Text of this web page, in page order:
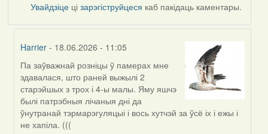
Увайдзіце цізарэгіструйцеся каб пакідаць каментары.
Harrier - 18.06.2026 - 11:05
In
reply
to
by
SaMANdaS
Па заўважнай розніцы ў памерах мне
здавалася, што раней выжылі 2
старэйшых з трох і 4-ы малы. Яму яшчэ
былі патрэбныя лічаныя дні да
ўнутранай тэрмарэгуляцыі і вось хутчэй за ўсё іх і ежы і
не хапіла. (((